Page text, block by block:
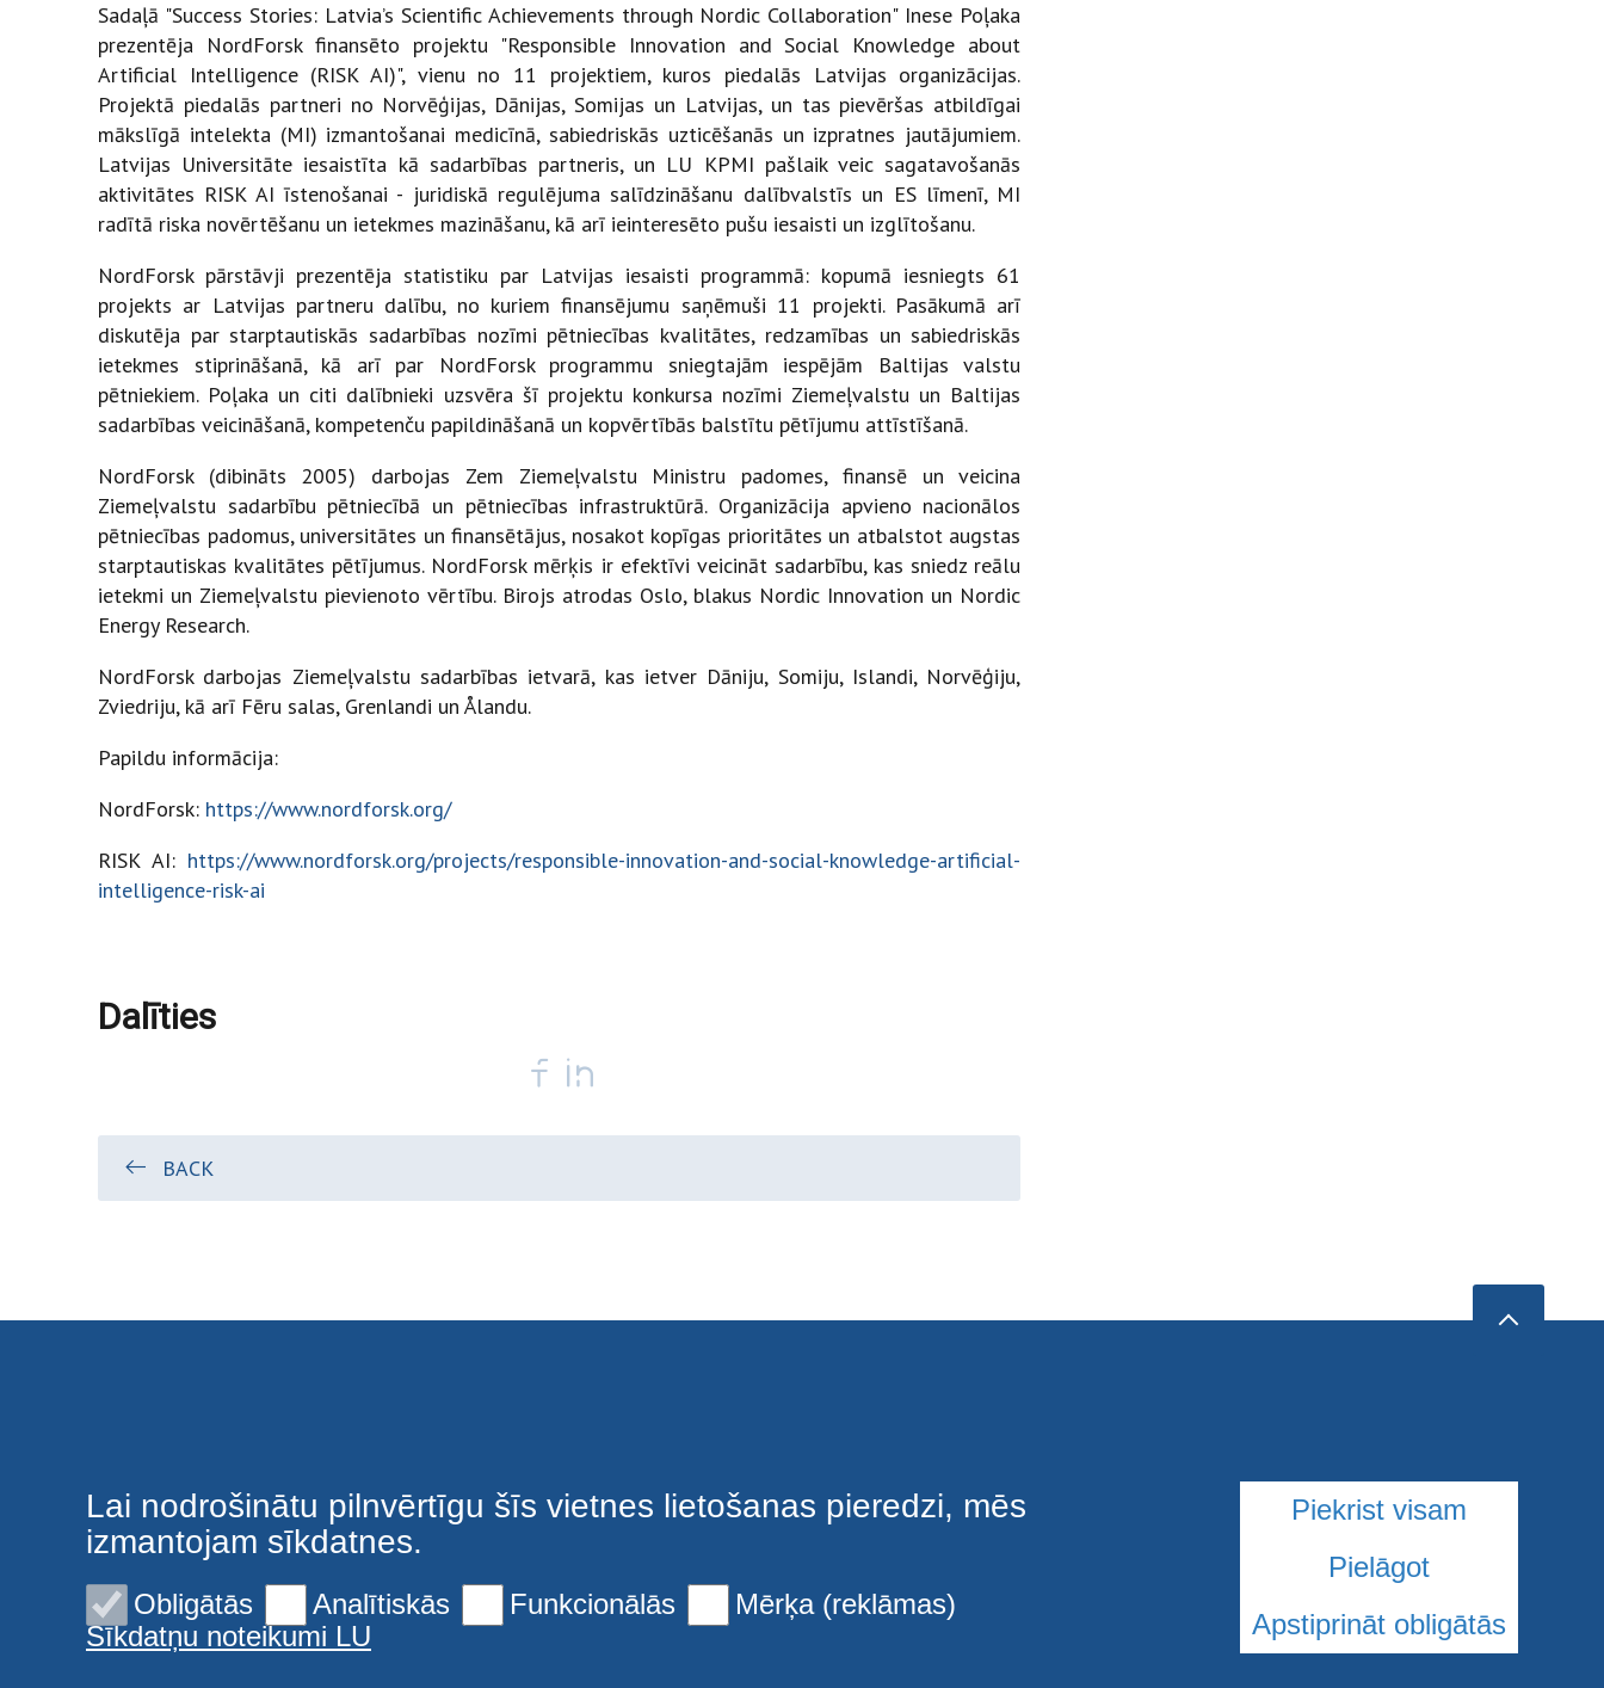
Sadaļā "Success Stories: Latvia’s Scientific Achievements through Nordic Collaboration" Inese Poļaka
prezentēja NordForsk finansēto projektu "Responsible Innovation and Social Knowledge about
Artificial Intelligence (RISK AI)", vienu no 11 projektiem, kuros piedalās Latvijas organizācijas.
Projektā piedalās partneri no Norvēģijas, Dānijas, Somijas un Latvijas, un tas pievēršas atbildīgai
mākslīgā intelekta (MI) izmantošanai medicīnā, sabiedriskās uzticēšanās un izpratnes jautājumiem.
Latvijas Universitāte iesaistīta kā sadarbības partneris, un LU KPMI pašlaik veic sagatavošanās
aktivitātes RISK AI īstenošanai - juridiskā regulējuma salīdzināšanu dalībvalstīs un ES līmenī, MI
radītā riska novērtēšanu un ietekmes mazināšanu, kā arī ieinteresēto pušu iesaisti un izglītošanu.
NordForsk pārstāvji prezentēja statistiku par Latvijas iesaisti programmā: kopumā iesniegts 61
projekts ar Latvijas partneru dalību, no kuriem finansējumu saņēmuši 11 projekti. Pasākumā arī
diskutēja par starptautiskās sadarbības nozīmi pētniecības kvalitātes, redzamības un sabiedriskās
ietekmes stiprināšanā, kā arī par NordForsk programmu sniegtajām iespējām Baltijas valstu
pētniekiem. Poļaka un citi dalībnieki uzsvēra šī projektu konkursa nozīmi Ziemeļvalstu un Baltijas
sadarbības veicināšanā, kompetenču papildināšanā un kopvērtībās balstītu pētījumu attīstīšanā.
NordForsk (dibināts 2005) darbojas Zem Ziemeļvalstu Ministru padomes, finansē un veicina
Ziemeļvalstu sadarbību pētniecībā un pētniecības infrastruktūrā. Organizācija apvieno nacionālos
pētniecības padomus, universitātes un finansētājus, nosakot kopīgas prioritātes un atbalstot augstas
starptautiskas kvalitātes pētījumus. NordForsk mērķis ir efektīvi veicināt sadarbību, kas sniedz reālu
ietekmi un Ziemeļvalstu pievienoto vērtību. Birojs atrodas Oslo, blakus Nordic Innovation un Nordic
Energy Research.
NordForsk darbojas Ziemeļvalstu sadarbības ietvarā, kas ietver Dāniju, Somiju, Islandi, Norvēģiju,
Zviedriju, kā arī Fēru salas, Grenlandi un Ålandu.
Papildu informācija:
NordForsk: https://www.nordforsk.org/
RISK AI: https://www.nordforsk.org/projects/responsible-innovation-and-social-knowledge-artificial-
intelligence-risk-ai
Dalīties
BACK
© 2026 Latvijas Universitāte. Visas tiesības aizsargātas
Lai nodrošinātu pilnvērtīgu šīs vietnes lietošanas pieredzi, mēs
izmantojam sīkdatnes.
Obligātās Analītiskās Funkcionālās
Mērķa (reklāmas)
Sīkdatņu noteikumi LU
Piekrist visam
Pielāgot
Apstiprināt obligātās